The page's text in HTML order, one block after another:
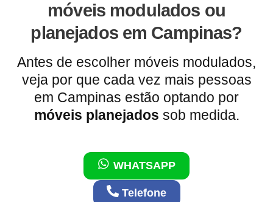
móveis modulados ou
planejados em Campinas?
Antes de escolher móveis modulados,
veja por que cada vez mais pessoas
em Campinas estão optando por
móveis planejados sob medida.
WHATSAPP
Telefone